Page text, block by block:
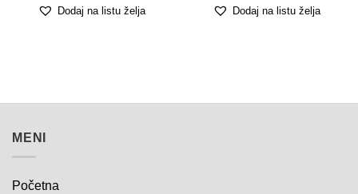
Dodaj na listu želja Dodaj na listu želja
MENI
Početna